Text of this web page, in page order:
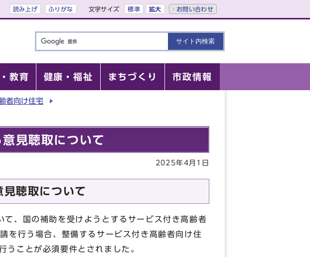
読み上げ ふりがな 文字サイズ 標準 拡大 お問い合わせ
教育 健康・福祉 まちづくり 市政情報
者向け住宅
見聴取について
2025年4月1日
聴取について
、国の補助を受けようとするサービス付き高齢者
を行う場合、整備するサービス付き高齢者向け住
うことが必須要件とされました。